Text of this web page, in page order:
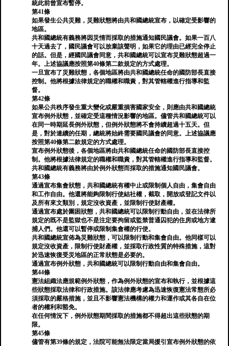
統此前曾宣布暫停。
第41條
如果發生公共災難，災難狀態將由共和國總統宣布，以確定受影響的
地區。
共和國總統有義務將因災情而採取的措施通知國民議會。如果一百八
十天過去了，國民議會可以放棄該聲明，如果它的理由已經完全停止
的話。但是，經國民議會同意，共和國總統可以宣布災難狀態超過一
年。上述協議應按照第40條第二款規定的方式處理。
一旦宣布了災難狀態，各個地區將由共和國總統任命的國防部長直接
控制。他將根據法律規定的職權和職責，對其管轄權進行指導和監
督。
第42條
如果公共秩序發生重大變化或嚴重損害國家安全，則應由共和國總統
宣布例外狀態，並確定受這種情況影響的地區。儘管共和國總統可以
在同一時期延長例外狀態，但例外狀態將不會持續超過十五天。但
是，對於連續的任期，總統將始終需要國民議會的同意。上述協議應
按照第40條第二款規定的方式處理。
宣布例外狀態後，各個地區將由共和國總統任命的國防部長直接控
制。他將根據法律規定的職權和職責，對其管轄權進行指導和監督。
共和國總統有義務將由於例外狀態而採取的措施通知國民議會。
第43條
通過宣布集會狀態，共和國總統有權中止或限制個人自由，集會自由
和工作自由。他還將能夠限制行使結社權，截取，開放或登記文件以
及所有來文類別，規定沒收資產，並限制行使財產權。
通過宣布處於圍困狀態，共和國總統可以限制行動自由，並在法律所
規定的既不是監獄也不是注定要拘留或監禁普通囚犯的住房或地方逮
捕人們。他還可以暫停或限制集會權的行使。
共和國總統宣佈為災難狀態，可以限制行動和集會自由。他同樣可以
規定沒收資產，限制行使財產權，並採取行政性質的特殊措施，這對
於迅速恢復受災地區的正常狀態是必要的。
通過宣布例外狀態，共和國總統可以限制行動自由和集會自由。
第44條
憲法組織法應規範例外狀態，作為例外狀態的宣布和執行，並根據這
些狀態採取法律和行政措施。該法律應考慮為迅速恢復憲法常態所必
須採取的嚴格措施，並且不影響憲法機構的權力和運作或其各自在位
者的權利和豁免。
在任何情況下，例外狀態期間採取的措施都不得超出這些狀態的期
限。
第45條
儘管有第39條的規定，法院可能無法限定當局援引宣布例外狀態的依